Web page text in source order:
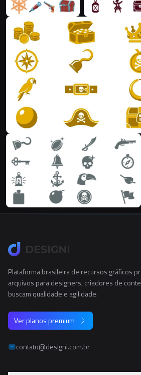
Plataforma brasileira de recursos gráficos
arquivos para designers, criadores de
buscam qualidade e agilidade.
Ver planos premium
contato@designi.com.br